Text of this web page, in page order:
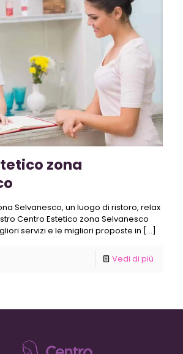
zona
Selvanesco, un luogo di ristoro, relax
Centro Estetico zona Selvanesco
servizi e le migliori proposte in […]
Vedi di più